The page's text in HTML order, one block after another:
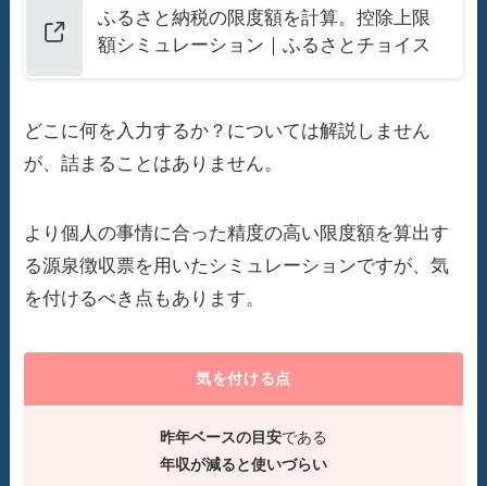
ふるさと納税の限度額を計算。控除上限
額シミュレーション｜ふるさとチョイス
どこに何を入力するか？については解説しません
が、詰まることはありません。
より個人の事情に合った精度の高い限度額を算出す
る源泉徴収票を用いたシミュレーションですが、気
を付けるべき点もあります。
気を付ける点
昨年ベースの目安である
年収が減ると使いづらい